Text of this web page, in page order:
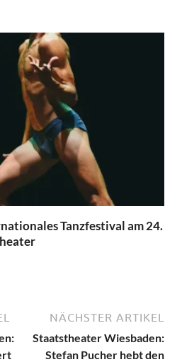
Tanzfestival am 24.
NÄCHSTER ARTIKEL
Staatstheater Wiesbaden:
Stefan Pucher hebt den